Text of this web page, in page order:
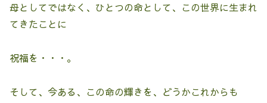
母としてではなく、ひとつの命として、この世界に生まれ
てきたことに
祝福を・・・。
そして、今ある、この命の輝きを、どうかこれからも